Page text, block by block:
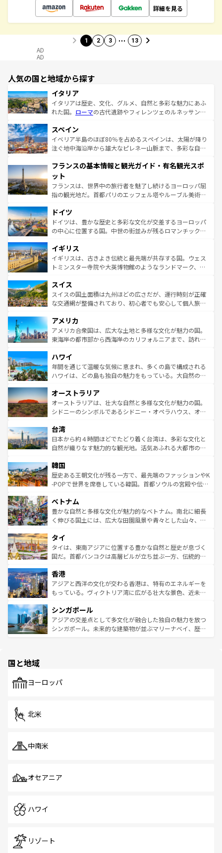
詳細を見る
1 2 3 … 13
AD
AD
人気の国と地域から探す
イタリア
イタリアは歴史、文化、グルメ、自然と多彩な魅力にあふ
れた国。 ローマの古代遺跡やフィレンツェのルネッサンス
ろん、トスカーナの美しい田園風景やアマルフィ海岸の絶
景など、自然景観も見逃せない。観光の合間には、本場の
ピザやパスタなど、絶品のイタリア料理を堪能することも
ませてくれるイタリアで、忘れられない旅をしてみよう！
なお、新着のイタリア情報は
しい。
スペイン
イベリア半島のほぼ80％を占めるスペインは、太陽が降り
注ぐ地中海沿岸から雄大なピレネー山脈まで、多彩な自然
文化が根付くこの国では、情熱的なフラメンコ、熱気あふ
れる闘牛、そして美味しいタパスが生活の一部となってい
る。首都マドリードの洗練された雰囲気や、バルセロナの
アートに溢れた街角から、地方では古代ローマ遺跡や中世
せる。地方によって風土や気候が異なるスペインはその個
性で訪れる人を魅了する。 なお、新着のスペイン情報は コ
ンテンツ一覧を参照してほしい。
フランスの基本情報と観光ガイド・有名観光スポ
ット
フランスは、世界中の旅行者を魅了し続けるヨーロッパ屈
指の観光地だ。首都パリのエッフェル塔やルーブル美術館
で、幅広い魅力が詰まっている。華麗な宮殿、歴史的な大
聖堂、美しいビーチ、そして豊かな自然が、訪れる者を心
から魅了する。また、フランスは美食の国としても知ら
いる。シャンパンの発祥地であるランス、プロヴァンスの
香り高いラベンダー畑など、多彩な楽しみ方が可能だ。さ
らに、パリ以外の地域にも魅力が溢れており、どの街角に
れる地方に足を運ぶとそれぞれで全く異なる文化を体験で
きるだろう。 なお、新着のフランス情報はコンテンツ一覧
を参照してほしい。
ドイツ
ドイツは、豊かな歴史と多彩な文化が交差するヨーロッパ
の中心に位置する国。中世の街並みが残るロマンチック街
顔を持つこの国は、どこを歩いても飽きることがない。ベ
ルリンの文化的活気、バイエルン州のアルプスの絶景、そ
してライン川沿いのワイン畑といった風景は必見。ビール
は、お酒好きな人にはぜひ体験してほしい。 なお、新着の
ドイツ情報はコンテンツ一覧を参照してほしい。
イギリス
イギリスは、古きよき伝統と最先端が共存する国。ウェス
トミンスター寺院や大英博物館のようなランドマーク、歴
リアごとに異なる魅力がある。また、優雅なアフタヌーン
ティー、ビール好きにはたまらない英国パブ、サッカー観
戦など、本場だからこそできる体験も豊富。イギリスを旅
ンツ一覧を参照してほしい。
スイス
スイスの国土面積は九州ほどの広さだが、運行時刻が正確
な交通網が整備されており、初心者でも安心して個人旅行
の建物がそのまま残る町や、スイスならではのユニークな
博物館もあり、アルプス観光だけでなく町歩きも満喫する
ことができる。国民の所得が高いため物価も高いが、旅行
ば市内交通費無料で観光を楽しむこともできる。 なお、新
着のスイス情報はコンテンツ一覧 を参照してほしい。
アメリカ
アメリカ合衆国は、広大な土地と多様な文化が魅力の国。
東海岸の都市部から西海岸のカリフォルニアまで、訪れる
のような巨大都市は、観光、ショッピング、エンターテイ
ンメントが詰まった刺激的なスポットだ。一方、アメリカ
西部には大自然が広がり、グランドキャニオンやイエロー
部のニューオーリンズでは、音楽と美食が融合した独特の
文化が魅力。旅行者はアメリカの各地域で異なる魅力を楽
しみながら、その多様性と豊かな歴史を感じることができ
ならではの贅沢な旅のスタイルだ。 なお、新着のアメリカ
情報はコンテンツ一覧を参照してほしい。
ハワイ
年間を通じて温暖な気候に恵まれ、多くの島で構成される
ハワイは、どの島も独自の魅力をもっている。大自然の神
ワイ島は見逃せない。また、定番の観光地といえばオアフ
島だが、静かな自然を求めるならマウイ島やカウアイ島が
おすすめ。エメラルドグリーンに輝く海をはじめ、豊かな
れるおもてなしの心で訪れる人々を迎えてくれるハワイの
人々、おいしいローカルフードやハワイアンミュージッ
ク、伝統的なフラダンスなど、すべてがハワイの魅力を彩
ワイを、存分に味わってほしい。 なお、新着のハワイ情報
はコンテンツ一覧を参照してほしい。
オーストラリア
オーストラリアは、壮大な自然と多様な文化が魅力の国。
シドニーのシンボルであるシドニー・オペラハウス、オー
リアリーフや大陸中央部にそびえるウルル（エアーズロッ
ク）、タスマニアの美しい原生林やケアンズの熱帯雨林な
ど、見どころがたくさん。また、カフェやワイン、オージ
いる。アクティビティも充実しており、サーフィンやダイ
ビング、ハイキングなど、アウトドア好きにはたまらな
い。オーストラリアの多彩な魅力を存分に味わいつくそ
参照してほしい。
台湾
日本から約４時間ほどでたどり着く台湾は、多彩な文化と
自然が織りなす魅力的な観光地。活気あふれる大都市の台
ン）、静ひつな山岳地帯である台湾東部など、都市の喧騒
と山間の静けさが共存しており、訪れる人に新しい発見と
驚きをもたらしてくれる。また、奥深い台湾の食文化も魅
容にもいいと評判のスイーツなど、バラエティ豊かな料理
が味わえる。 なお、新着の台湾情報は コンテンツ一覧を参
照してほしい。
韓国
歴史ある王朝文化が残る一方で、最先端のファッションやK
-POPで世界を席巻している韓国。首都ソウルの宮殿や伝統
き、地方に足を延ばせば四季折々の自然美を楽しむことが
できる。そして、キムチや焼肉、絶品のストリートフード
まで、さまざまな韓国料理が待っている。夜には、韓国な
リティに包まれながら、韓国の多彩な魅力を心ゆくまで味
わってみてほしい。 なお、新着の韓国情報はコンテンツ一
覧を参照してほしい。
ベトナム
豊かな自然と多様な文化が魅力的なベトナム。南北に細長
く伸びる国土には、広大な田園風景や青々とした山々、世
急速な発展と共に伝統が息づく。ハノイの古い町並みやホ
ーチミン市のフランス統治時代の建物も、独特の雰囲気を
醸し出している。また、バラエティの豊かさとおいしさで
とつ。フォーやバインミー、ベトナムコーヒーなどは、ぜ
ひ現地で味わいたい。どの地域を訪れてもあたたかい人々
が旅行者を迎えてくれるので、きっと忘れられない旅にな
参照してほしい。
タイ
タイは、東南アジアに位置する豊かな自然と歴史が息づく
国だ。首都バンコクは高層ビルが立ち並ぶ一方、伝統的な
の活気が交差している。北部ではチェンマイなどの山岳地
帯で自然と触れ合い、南部ではプーケットやクラビの美し
いビーチでリゾート気分を楽しむことができる。タイ料理
激する。気候は一年中温暖で、どの季節にも異なる楽しみ
が待っている。親しみやすいタイの人々、仏教を中心とし
た文化、そして多様な観光資源が、訪れる旅人を魅了し続
香港
アジアと西洋の文化が交わる香港は、特有のエネルギーを
もっている。ヴィクトリア湾に広がる壮大な景色、近未来
み、どこを訪れても感動するはず。観光スポットが密集し
ており、効率よく見どころを回れるのも魅力。息をのむよ
うな絶景から文化的な体験まで、香港を存分に楽しみ尽く
シンガポール
アジアの交差点として多文化が融合した独自の魅力を放つ
シンガポール。未来的な建築物が並ぶマリーナベイ、歴史
で、ホーカーズは地元の風情を楽しめる外せないスポット
国と地域
ヨーロッパ
北米
中南米
オセアニア
ハワイ
リゾート